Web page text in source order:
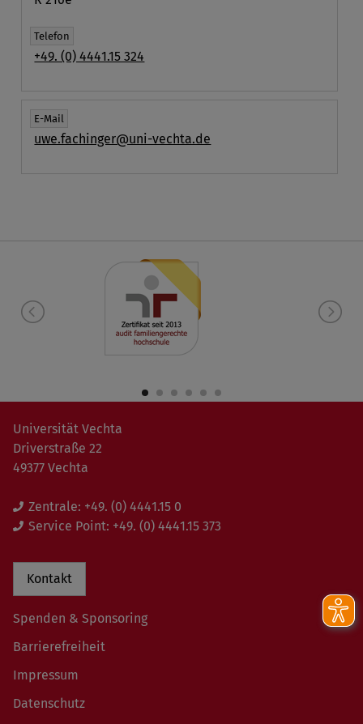
Telefon
+49. (0) 4441.15 324
E-Mail
uwe.fachinger@uni-vechta.de
Universität Vechta
Driverstraße 22
49377 Vechta
Zentrale: +49. (0) 4441.15 0
Service Point: +49. (0) 4441.15 373
Kontakt
Spenden & Sponsoring
Barrierefreiheit
Impressum
Datenschutz